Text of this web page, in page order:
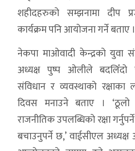
शहीदहरुको सम्झनामा दीप
कार्यक्रम पनि आयोजना गर्ने बताए ।
नेकपा माओवादी केन्द्रको युवा
अध्यक्ष पुष्प ओलीले बदलिँदो
संविधान र व्यवस्थाको रक्षाका
दिवस मनाउने बताए । ‘ठूलो
राजनीतिक उपलब्धिको रक्षा
बचाउनुपर्ने छ,’ वाईसीएल